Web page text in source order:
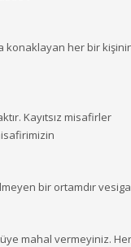
her bir
Kayıtsız misafirler
bir ortamdır
mahal vermeyiniz.